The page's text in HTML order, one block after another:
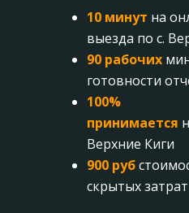
10 минут на
выезда по с.
90 рабочих
готовности
100%
принимается
Верхние Киги
900 руб
скрытых затрат